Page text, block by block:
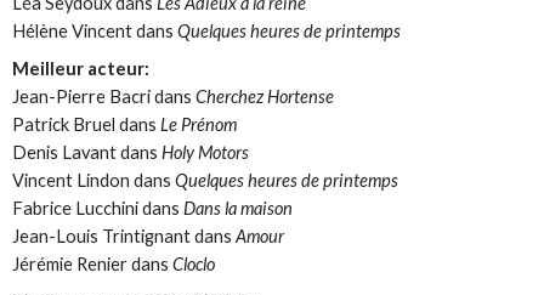
Hélène Vincent dansQuelques heures de printemps
Meilleur acteur:
Jean-Pierre Bacri dansCherchez Hortense
Patrick Bruel dansLe Prénom
Denis Lavant dansHoly Motors
Vincent Lindon dansQuelques heures de printemps
Fabrice Lucchini dansDans la maison
Jean-Louis Trintignant dansAmour
Jérémie Renier dansCloclo